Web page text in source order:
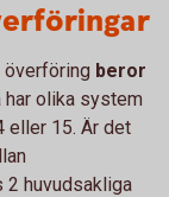
överföring beror
har olika system
eller 15. Är det
2 huvudsakliga